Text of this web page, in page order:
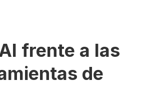
frente a las
de